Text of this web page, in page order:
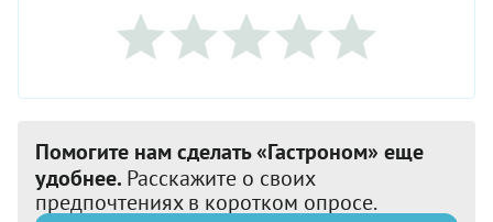
Помогите нам сделать «Гастроном» еще
удобнее. Расскажите о своих
предпочтениях в коротком опросе.